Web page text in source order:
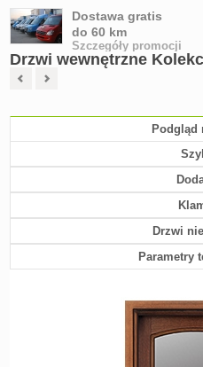
Dostawa gratis
do 60 km
Szczegóły promocji
Drzwi wewnętrzne
Podgląd
Drzwi
Parametry